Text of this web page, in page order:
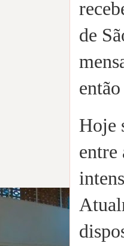
de
Hoje
entre